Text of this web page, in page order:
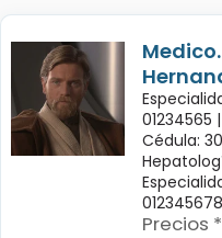
01234565 |
Cédula:
Precios